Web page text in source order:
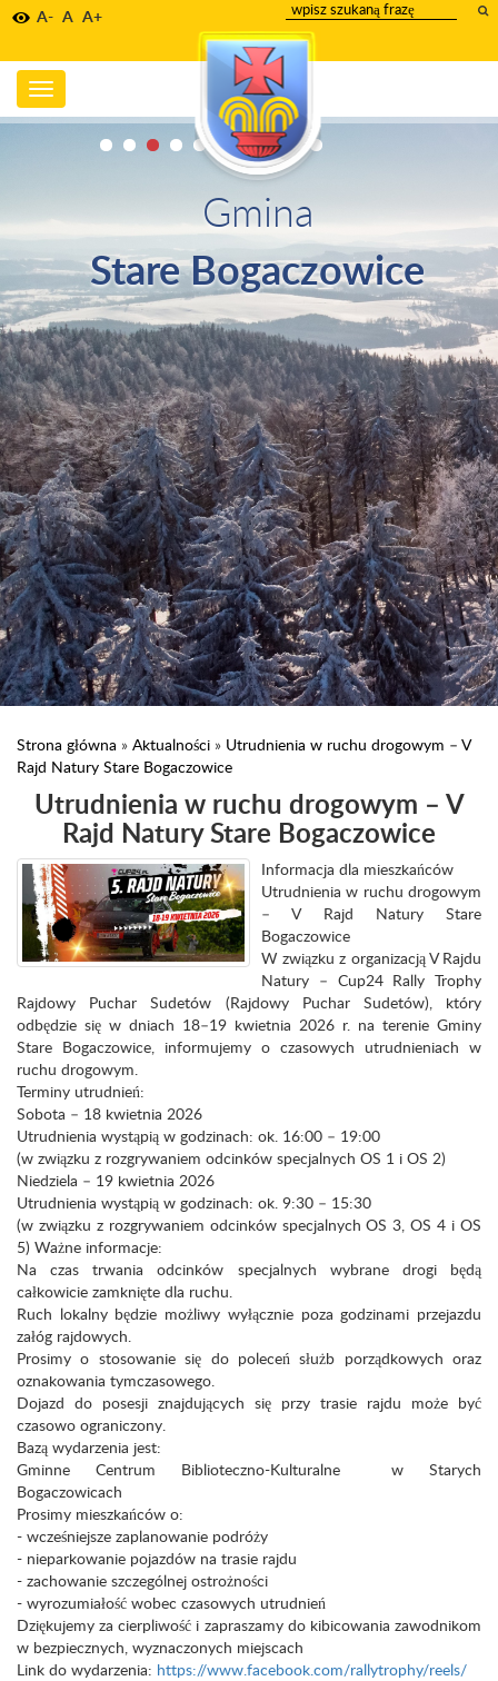
A- A A+
wpisz
szukany
tekst
Toggle
navigation
Gmina
Stare Bogaczowice
Strona główna » Aktualności » Utrudnienia w ruchu drogowym – V
Rajd Natury Stare Bogaczowice
Utrudnienia w ruchu drogowym – V
Rajd Natury Stare Bogaczowice
Informacja dla mieszkańców
Utrudnienia w ruchu drogowym
– V Rajd Natury Stare
Bogaczowice
W związku z organizacją V Rajdu
Natury – Cup24 Rally Trophy
Rajdowy Puchar Sudetów (Rajdowy Puchar Sudetów), który
odbędzie się w dniach 18–19 kwietnia 2026 r. na terenie Gminy
Stare Bogaczowice, informujemy o czasowych utrudnieniach w
ruchu drogowym.
Terminy utrudnień:
Sobota – 18 kwietnia 2026
Utrudnienia wystąpią w godzinach: ok. 16:00 – 19:00
(w związku z rozgrywaniem odcinków specjalnych OS 1 i OS 2)
Niedziela – 19 kwietnia 2026
Utrudnienia wystąpią w godzinach: ok. 9:30 – 15:30
(w związku z rozgrywaniem odcinków specjalnych OS 3, OS 4 i OS
5) Ważne informacje:
Na czas trwania odcinków specjalnych wybrane drogi będą
całkowicie zamknięte dla ruchu.
Ruch lokalny będzie możliwy wyłącznie poza godzinami przejazdu
załóg rajdowych.
Prosimy o stosowanie się do poleceń służb porządkowych oraz
oznakowania tymczasowego.
Dojazd do posesji znajdujących się przy trasie rajdu może być
czasowo ograniczony.
Bazą wydarzenia jest:
Gminne Centrum Biblioteczno-Kulturalne w Starych
Bogaczowicach
Prosimy mieszkańców o:
- wcześniejsze zaplanowanie podróży
- nieparkowanie pojazdów na trasie rajdu
- zachowanie szczególnej ostrożności
- wyrozumiałość wobec czasowych utrudnień
Dziękujemy za cierpliwość i zapraszamy do kibicowania zawodnikom
w bezpiecznych, wyznaczonych miejscach
Link do wydarzenia: https://www.facebook.com/rallytrophy/reels/